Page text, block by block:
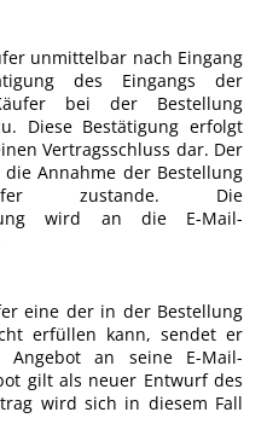
unmittelbar nach Eingang
des Eingangs der
bei der Bestellung
Diese Bestätigung erfolgt
Vertragsschluss dar. Der
Annahme der Bestellung
zustande. Die
wird an die E-Mail-
eine der in der Bestellung
erfüllen kann, sendet er
an seine E-Mail-
gilt als neuer Entwurf des
wird sich in diesem Fall